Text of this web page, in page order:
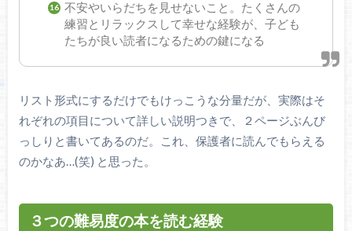
不安やいらだちを見せないこと。たくさんの
練習とリラックスして幸せな経験が、子ども
たちが良い読者になるための鍵になる
リスト形式にするだけでもけっこうな分量だが、実際はそ
れぞれの項目について詳しい説明つきで、２ページぶんび
っしりと書いてあるのだ。これ、保護者に読んでもらえる
のかなあ…(笑) と思った。
３つの難易度の本を読む経験